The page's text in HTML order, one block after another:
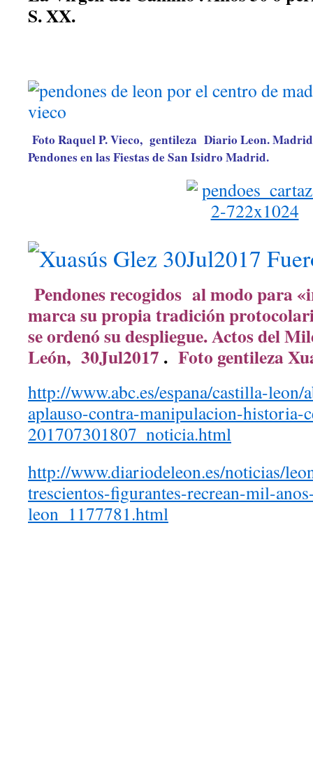
S. XX.
Foto Raquel P. Vieco, gentileza Diario Leon.
Pendones en las Fiestas de San Isidro Madrid.
Pendones recogidos al modo para
marca su propia tradición
se ordenó su despliegue. Actos del
León, 30Jul2017 . Foto gentileza
http://www.abc.es/espana/castilla-leon/
aplauso-contra-manipulacion-historia-
201707301807_noticia.html
http://www.diariodeleon.es/noticias/
trescientos-figurantes-recrean-mil-
leon_1177781.html